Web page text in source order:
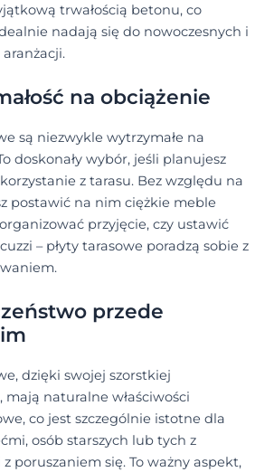
trwałością betonu, co
nadają się do nowoczesnych i
na obciążenie
są niezwykle wytrzymałe na
doskonały wybór, jeśli planujesz
z tarasu. Bez względu na
postawić na nim ciężkie meble
przyjęcie, czy ustawić
– płyty tarasowe poradzą sobie z
przede
dzięki swojej szorstkiej
mają naturalne właściwości
co jest szczególnie istotne dla
osób starszych lub tych z
poruszaniem się. To ważny aspekt,